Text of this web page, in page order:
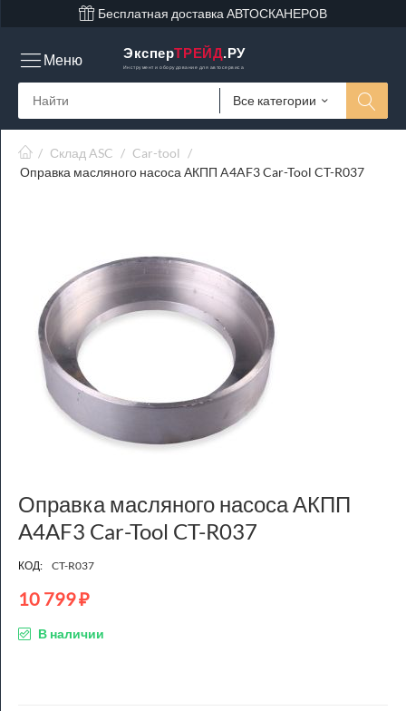
Бесплатная доставка АВТОСКАНЕРОВ
ЭксперТРЕЙД.РУ
Инструмент и оборудование для автосервиса
Все категории
Меню
/ Склад ASC / Car-tool /
Оправка масляного насоса АКПП A4AF3 Car-Tool CT-R037
Оправка масляного насоса АКПП
A4AF3 Car-Tool CT-R037
КОД: CT-R037
10 799₽
В наличии